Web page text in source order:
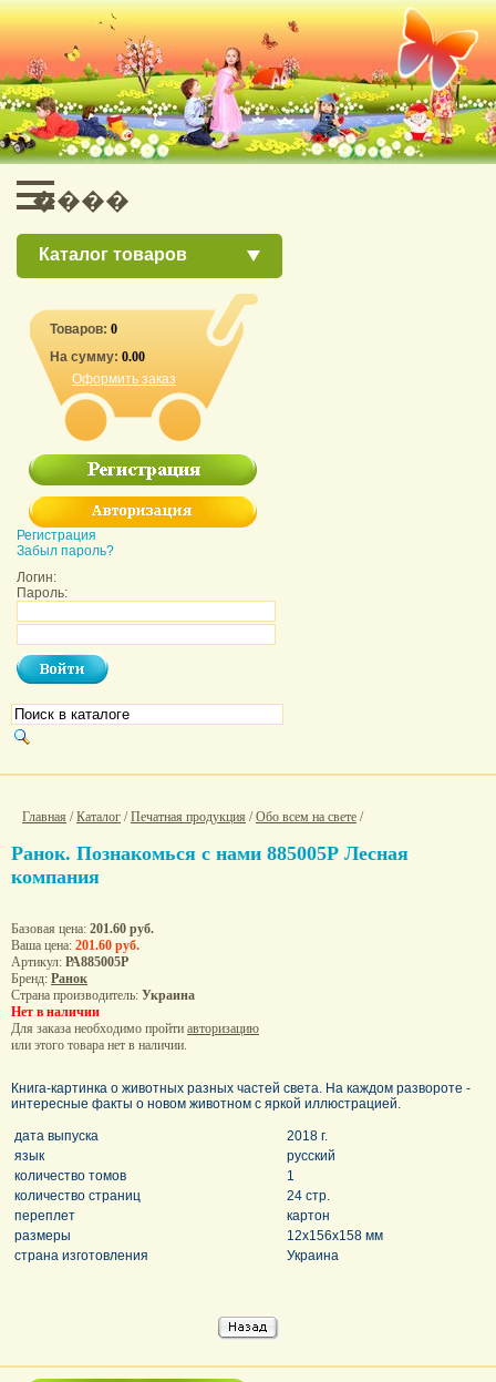
Каталог товаров
Главная /Каталог /Печатная продукция /Обо всем на свете /
Ранок. Познакомься с нами 885005Р Лесная
компания
Базовая цена: 201.60 руб.
Ваша цена: 201.60 руб.
Артикул: РА885005Р
Бренд: Ранок
Страна производитель: Украина
Нет в наличии
Для заказа необходимо пройти авторизацию
или этого товара нет в наличии.
Книга-картинка о животных разных частей света. На каждом развороте -
интересные факты о новом животном с яркой иллюстрацией.
дата выпуска
2018 г.
язык
русский
количество томов
1
количество страниц
24 стр.
переплет
картон
размеры
12x156x158 мм
страна изготовления
Украина
Товаров: 0
На сумму: 0.00
Оформить заказ
Регистрация
Забыл пароль?
Логин:
Пароль: